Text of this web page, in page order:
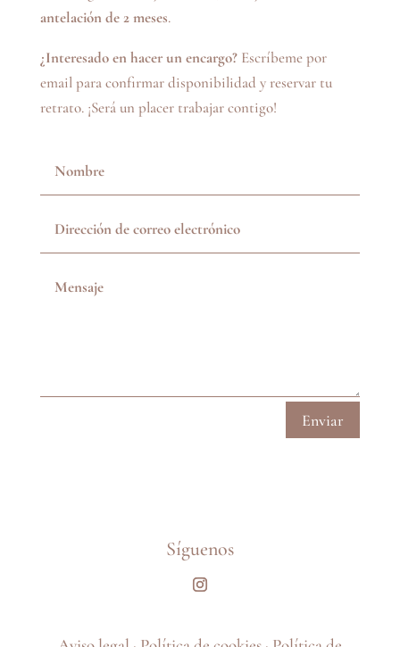
antelación de 2 meses.
¿Interesado en hacer un encargo?Escríbeme por
email para confirmar disponibilidad y reservar tu
retrato. ¡Será un placer trabajar contigo!
Enviar
Síguenos